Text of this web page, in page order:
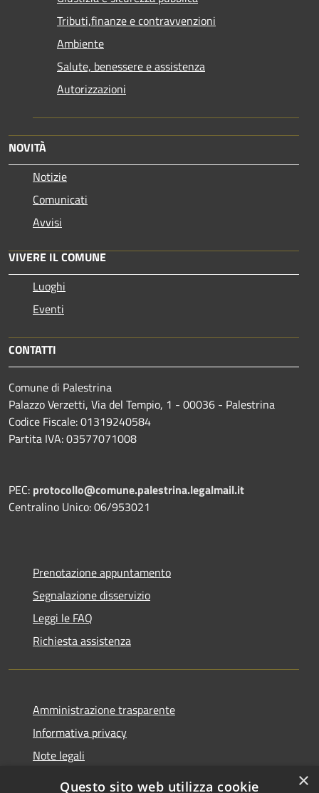
Tributi,finanze e contravvenzioni
Ambiente
Salute, benessere e assistenza
Autorizzazioni
NOVITÀ
Notizie
Comunicati
Avvisi
VIVERE IL COMUNE
Luoghi
Eventi
CONTATTI
Comune di Palestrina
Palazzo Verzetti, Via del Tempio, 1 - 00036 - Palestrina
Codice Fiscale: 01319240584
Partita IVA: 03577071008
PEC: protocollo@comune.palestrina.legalmail.it
Centralino Unico: 06/953021
Prenotazione appuntamento
Segnalazione disservizio
Leggi le FAQ
Richiesta assistenza
Amministrazione trasparente
Informativa privacy
Note legali
Dichiarazione di accessibilità
×
Questo sito web utilizza cookie